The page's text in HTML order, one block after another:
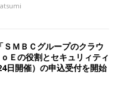
ＳＭＢＣグループのクラウ
Ｅの役割とセキュリィティ
日開催）の申込受付を開始